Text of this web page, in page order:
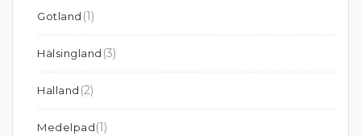
Gotland (1)
Hälsingland (3)
Halland (2)
Medelpad(1)